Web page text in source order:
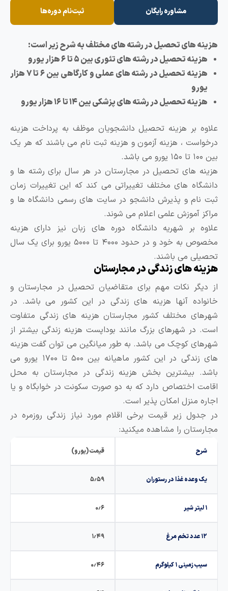
مشاوره رایگان ثبت‌نام دوره‌ها
های تحصیل در رشته های مختلف به شرح زیر است:
تحصیل در رشته های تئوری بین ۵ تا ۶ هزار یورو
هزینه تحصیل در رشته های عملی و کارگاهی بین ۶ تا ۷ هزار
تحصیل در رشته های پزشکی بین ۱۴ تا ۱۶ هزار یورو
بر هزینه تحصیل دانشجویان موظف به پرداخت هزینه
، هزینه آزمون و هزینه ثبت نام می باشند که هر یک
های تحصیل در مجارستان در هر سال برای رشته ها و
های مختلف تغییراتی می کند که این تغییرات زمان
و پذیرش دانشجو در سایت های رسمی دانشگاه ها و
آموزش علمی اعلام می شوند.
بر شهریه دانشگاه دوره های زبان نیز دارای هزینه
مخصوص به خود و در حدود ۴۰۰۰ تا ۵۰۰۰ یورو برای یک سال
می باشند.
های زندگی در مجارستان
نکات مهم برای متقاضیان تحصیل در مجارستان و
آنها هزینه های زندگی در این کشور می باشد. در
مختلف کشور مجارستان هزینه های زندگی متفاوت
شهرهای بزرگ مانند بوداپست هزینه زندگی بیشتر از
کوچک می باشد. به طور میانگین می توان گفت هزینه
های زندگی در این کشور ماهیانه بین ۵۰۰ تا ۱۷۰۰ یورو می
بیشترین بخش هزینه زندگی در مجارستان به محل
اختصاص دارد که به دو صورت سکونت در خوابگاه و یا
منزل امکان پذیر است.
زیر قیمت برخی اقلام مورد نیاز زندگی روزمره در
را مشاهده میکنید:
قیمت (یورو)
غذا در رستوران
۱ کیلوگرم